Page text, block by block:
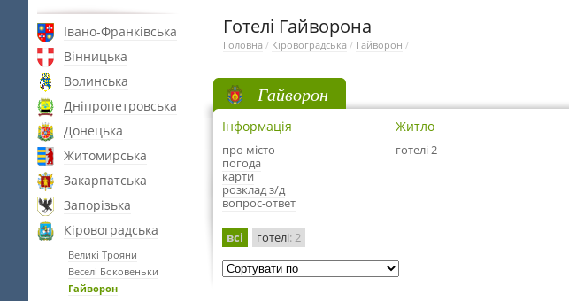
Івано-Франківська
Вінницька
Волинська
Дніпропетровська
Донецька
Житомирська
Закарпатська
Запорізька
Кіровоградська
Великі Трояни
Веселі Боковеньки
Гайворон
Готелі Гайворона
Головна / Кіровоградська / Гайворон /
Гайворон
Інформація
про місто
погода
карти
розклад з/д
вопрос-ответ
Житло
готелі 2
всі готелі: 2